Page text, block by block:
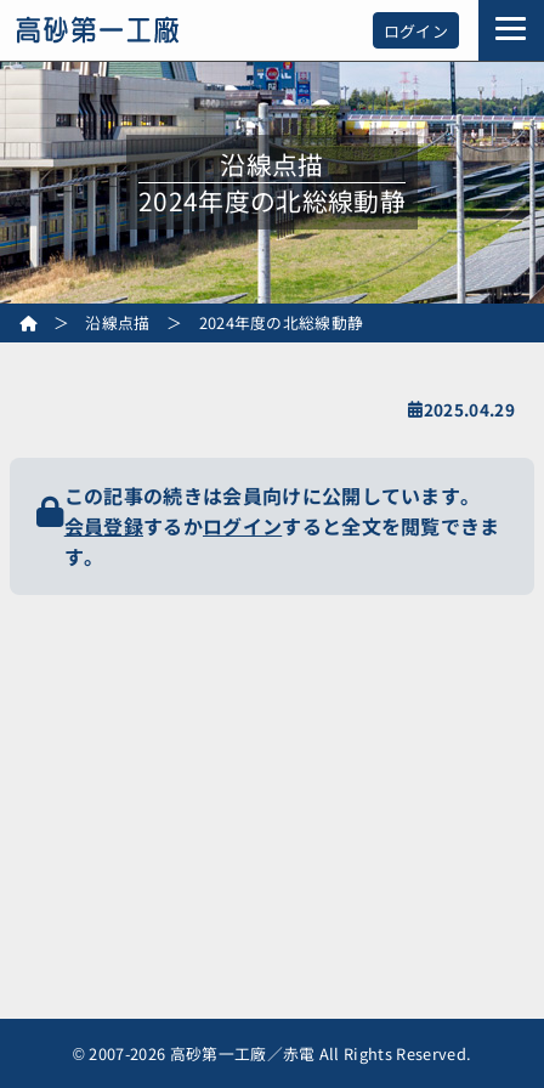
ログイン
沿線点描
2024年度の北総線動静
＞沿線点描 ＞ 2024年度の北総線動静
2025.04.29
この記事の続きは会員向けに公開しています。
会員登録するかログインすると全文を閲覧できま
す。
© 2007-2026 高砂第一工廠／赤電 All Rights Reserved.